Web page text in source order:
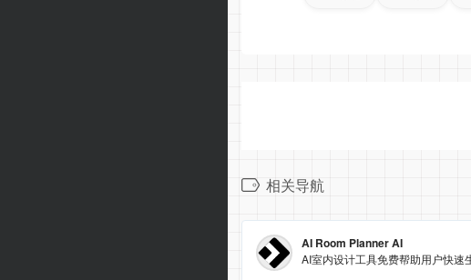
相关导航
AI Room Planner AI